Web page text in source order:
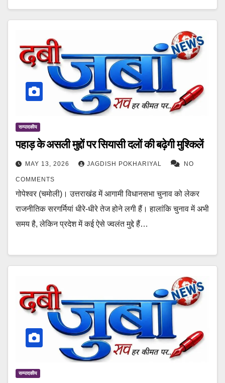
सम्पादकीय
पहाड़ के असली मुद्दों पर सियासी दलों की बढ़ेगी मुश्किलें
MAY 13, 2026 JAGDISH POKHARIYAL NO
COMMENTS
गोपेश्वर (चमोली)। उत्तराखंड में आगामी विधानसभा चुनाव को लेकर
राजनीतिक सरगर्मियां धीरे-धीरे तेज होने लगी हैं। हालांकि चुनाव में अभी
समय है, लेकिन प्रदेश में कई ऐसे ज्वलंत मुद्दे हैं…
सम्पादकीय